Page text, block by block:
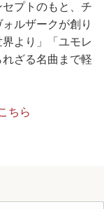
プトのもと、チ
ルザークが創り
より」「ユモレ
ざる名曲まで軽
ちら